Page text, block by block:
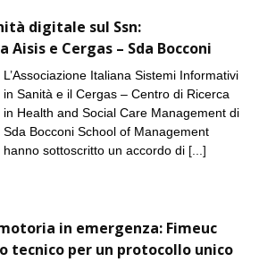
digitale sul Ssn:
e Cergas – Sda Bocconi
L’Associazione Italiana Sistemi Informativi
in Sanità e il Cergas – Centro di Ricerca
in Health and Social Care Management di
Sda Bocconi School of Management
hanno sottoscritto un accordo di [...]
in emergenza: Fimeuc
tecnico per un protocollo unico